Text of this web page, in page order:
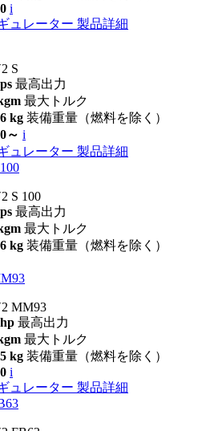
i
ュレーター 製品詳細
S
最高出力
最大トルク
kg 装備重量（燃料を除く）
～ i
ュレーター 製品詳細
S 100
最高出力
最大トルク
kg 装備重量（燃料を除く）
MM93
最高出力
最大トルク
kg 装備重量（燃料を除く）
i
ュレーター 製品詳細